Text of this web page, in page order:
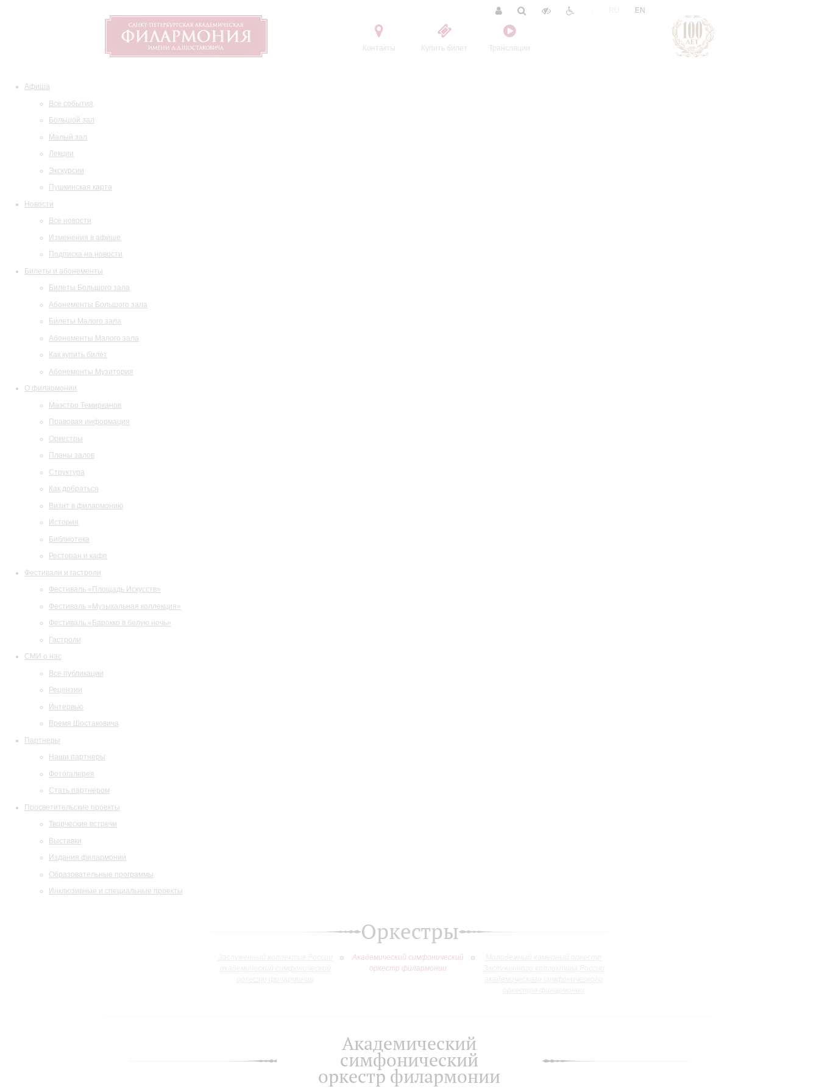
Контакты Купить билет Трансляции
EN
Афиша
Все события
Большой зал
Малый зал
Лекции
Экскурсии
Пушкинская карта
Новости
Все новости
Изменения в афише
Подписка на новости
Билеты и абонементы
Билеты Большого зала
Абонементы Большого зала
Билеты Малого зала
Абонементы Малого зала
Как купить билет
Абонементы Музитория
О филармонии
Маэстро Темирканов
Правовая информация
Оркестры
Планы залов
Структура
Как добраться
Визит в филармонию
История
Библиотека
Ресторан и кафе
Фестивали и гастроли
Фестиваль «Площадь Искусств»
Фестиваль «Музыкальная коллекция»
Фестиваль «Барокко в белую ночь»
Гастроли
СМИ о нас
Все публикации
Рецензии
Интервью
Время Шостаковича
Партнеры
Наши партнеры
Фотогалерея
Стать партнером
Просветительские проекты
Творческие встречи
Выставки
Издания филармонии
Образовательные программы
Инклюзивные и специальные проекты
Оркестры
Академический симфонический
оркестр филармонии
Академический
симфонический
оркестр филармонии